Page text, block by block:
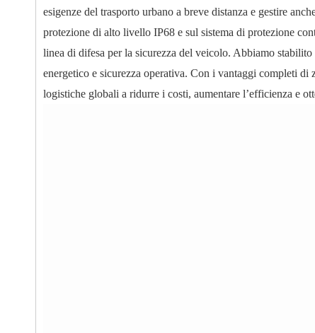
esigenze del trasporto urbano a breve distanza e gestire
protezione di alto livello IP68 e sul sistema di protezione
linea di difesa per la sicurezza del veicolo. Abbiamo
energetico e sicurezza operativa. Con i vantaggi completi
logistiche globali a ridurre i costi, aumentare l’efficienza e